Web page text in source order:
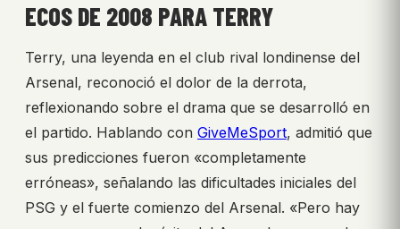
ECOS DE 2008 PARA TERRY
Terry, una leyenda en el club rival londinense del
Arsenal, reconoció el dolor de la derrota,
reflexionando sobre el drama que se desarrolló en
el partido. Hablando con GiveMeSport, admitió que
sus predicciones fueron «completamente
erróneas», señalando las dificultades iniciales del
PSG y el fuerte comienzo del Arsenal. «Pero hay